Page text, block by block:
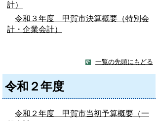
計）
令和３年度 甲賀市決算概要（特別会
計・企業会計）
一覧の先頭にもどる
令和２年度
令和２年度 甲賀市当初予算概要（一